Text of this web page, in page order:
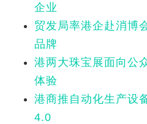
企业
贸发局率港企赴消
品牌
港两大珠宝展面向
体验
港商推自动化生产设
4.0